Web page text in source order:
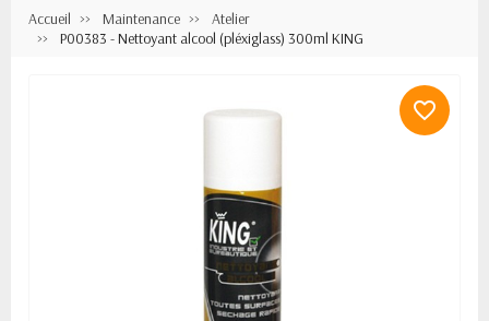
Accueil Maintenance
Atelier
P00383 - Nettoyant alcool (pléxiglass) 300ml KING
favorite_border